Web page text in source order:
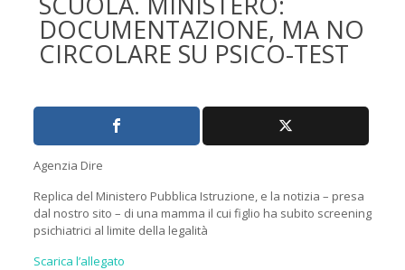
DOCUMENTAZIONE, MA NO
CIRCOLARE SU PSICO-TEST
Agenzia Dire
Replica del Ministero Pubblica Istruzione, e la notizia – presa
dal nostro sito – di una mamma il cui figlio ha subito screening
psichiatrici al limite della legalità
Scarica l’allegato